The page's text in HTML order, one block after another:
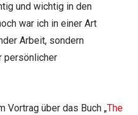
und wichtig in den
war ich in einer Art
Arbeit, sondern
persönlicher
Vortrag über das Buch „The